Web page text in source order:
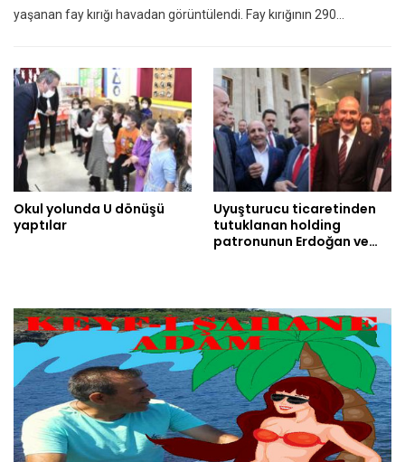
yaşanan fay kırığı havadan görüntülendi. Fay kırığının 290…
Okul yolunda U dönüşü
yaptılar
Uyuşturucu ticaretinden
tutuklanan holding
patronunun Erdoğan ve…